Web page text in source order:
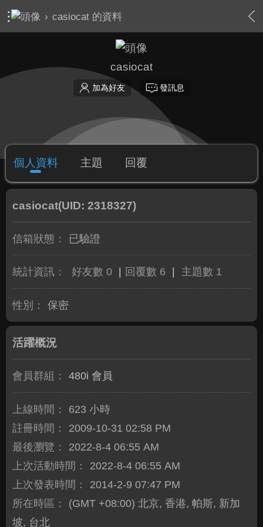
› casiocat 的資料
casiocat
加為好友 發訊息
個人資料 主題 回覆
casiocat(UID: 2318327)
信箱狀態： 已驗證
統計資訊： 好友數 0 回覆數 6 主題數 1
性別： 保密
活躍概況
會員群組： 480i 會員
上線時間：
623 小時
註冊時間：
2009-10-31 02:58 PM
最後瀏覽：
2022-8-4 06:55 AM
上次活動時間：
2022-8-4 06:55 AM
上次發表時間：
2014-2-9 07:47 PM
所在時區：
(GMT +08:00) 北京, 香港, 帕斯, 新加
坡, 台北